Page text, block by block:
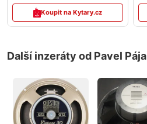
Koupit na Kytary.cz
Další inzeráty od Pavel Pája